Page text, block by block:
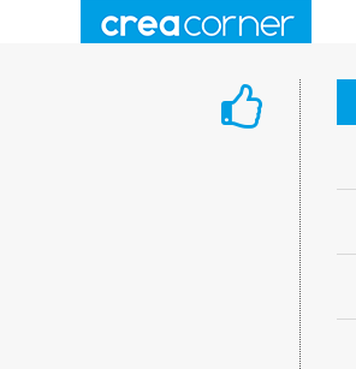
Tous les produits sont vendus dans la